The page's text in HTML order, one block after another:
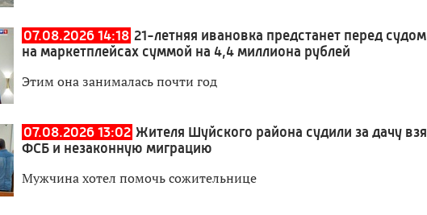
07.08.2026 14:18 21-летняя ивановка предстанет перед
на маркетплейсах суммой на 4,4 миллиона рублей
Этим она занималась почти год
07.08.2026 13:02 Жителя Шуйского района судили за дачу
ФСБ и незаконную миграцию
Мужчина хотел помочь сожительнице